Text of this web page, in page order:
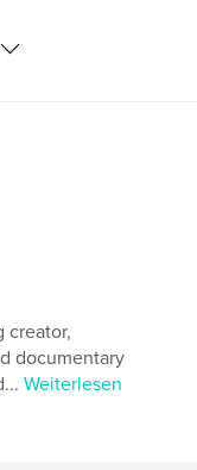
creator,
documentary
Weiterlesen